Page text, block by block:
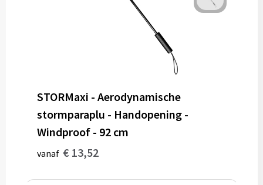
STORMaxi - Aerodynamische
stormparaplu - Handopening -
Windproof - 92 cm
vanaf € 13,52